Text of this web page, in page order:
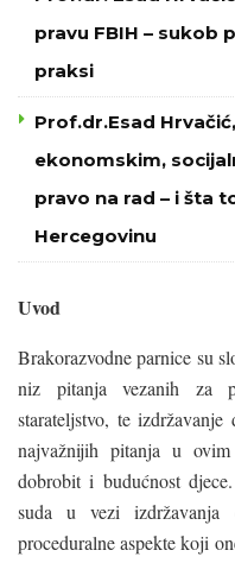
pravu FBIH – sukob
praksi
Prof.dr.Esad
ekonomskim,
pravo na rad – i šta
Hercegovinu
Uvod
Brakorazvodne parnice su
niz pitanja vezanih za
starateljstvo, te
najvažnijih pitanja u
dobrobit i budućnost
suda u vezi izdržavanja
proceduralne aspekte koji